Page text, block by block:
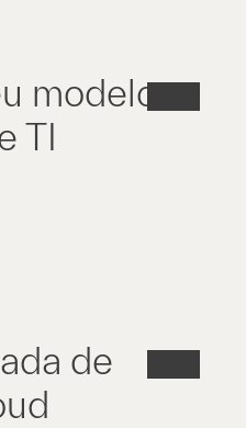
modelo
TI
de